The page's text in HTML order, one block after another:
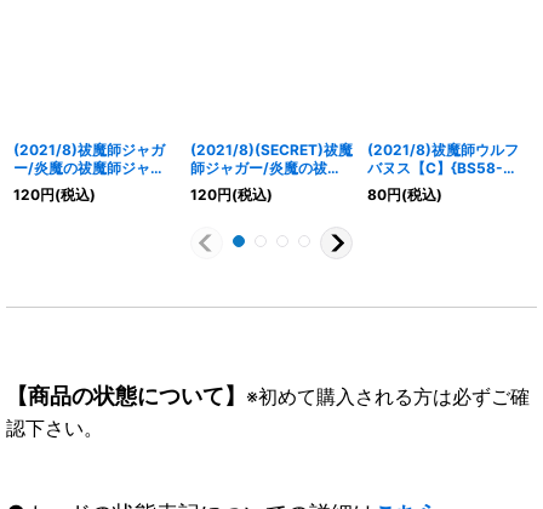
(2021/8)祓魔師ジャガ
ー/炎魔の祓魔師ジャガ
ー【転醒R】{BS58-
023a/BS58-023b}
120円(税込)
(2021/8)(SECRET)祓魔
師ジャガー/炎魔の祓魔
師ジャガー【転醒R-
SEC】{BS58-
《多》
120円(税込)
(2021/8)祓魔師ウルフ
バヌス【C】{BS58-
024}《緑》
80円(税込)
【商品の状態について】 ※初めて購入される方は必ずご確
認下さい。